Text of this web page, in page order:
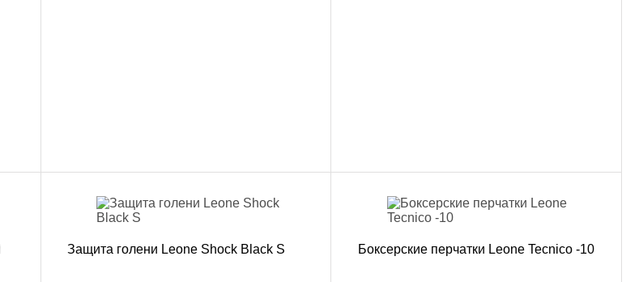
Защита голени Leone Shock Black S Боксерские перчатки Leone Tecnico -10